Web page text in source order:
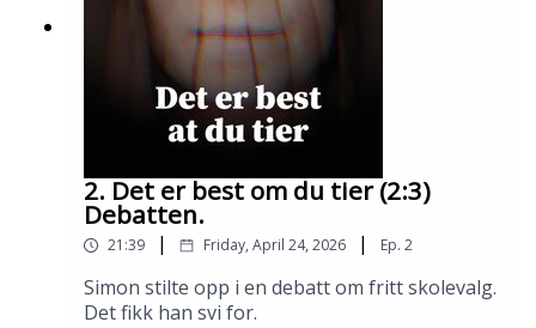
2. Det er best om du tier (2:3)
Debatten.
21:39 | Friday, April 24, 2026 | Ep. 2
Simon stilte opp i en debatt om fritt skolevalg.
Det fikk han svi for.